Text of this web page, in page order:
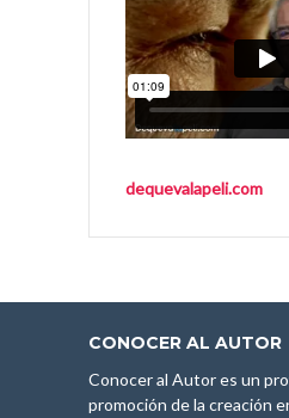
dequevalapeli.com
CONOCER AL AUTOR
Conocer al Autor es un
promoción de la creación